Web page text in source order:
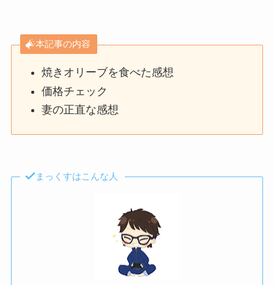
本記事の内容
焼きオリーブを食べた感想
価格チェック
妻の正直な感想
まっくすはこんな人